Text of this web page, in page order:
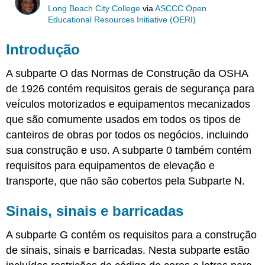
Long Beach City College viaASCCC Open
Educational Resources Initiative (OERI)
Introdução
A subparte O das Normas de Construção da OSHA
de 1926 contém requisitos gerais de segurança para
veículos motorizados e equipamentos mecanizados
que são comumente usados em todos os tipos de
canteiros de obras por todos os negócios, incluindo
sua construção e uso. A subparte 0 também contém
requisitos para equipamentos de elevação e
transporte, que não são cobertos pela Subparte N.
Sinais, sinais e barricadas
A subparte G contém os requisitos para a construção
de sinais, sinais e barricadas. Nesta subparte estão